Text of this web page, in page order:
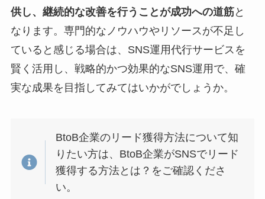
供し、継続的な改善を行うことが成功への道筋と
なります。専門的なノウハウやリソースが不足し
ていると感じる場合は、SNS運用代行サービスを
賢く活用し、戦略的かつ効果的なSNS運用で、確
実な成果を目指してみてはいかがでしょうか。
BtoB企業のリード獲得方法について知
りたい方は、BtoB企業がSNSでリード
獲得する方法とは？をご確認くださ
い。